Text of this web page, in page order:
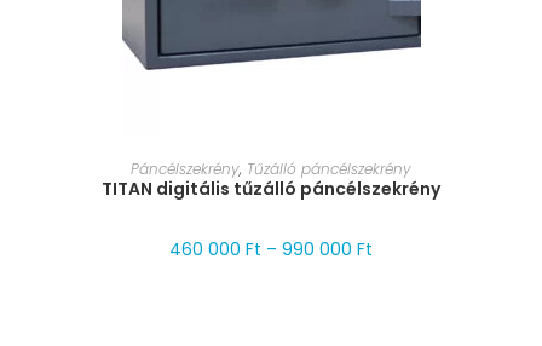
MÉRET VÁLASZTÁSA
Páncélszekrény, Tűzálló páncélszekrény
TITAN digitális tűzálló páncélszekrény
460 000 Ft – 990 000 Ft